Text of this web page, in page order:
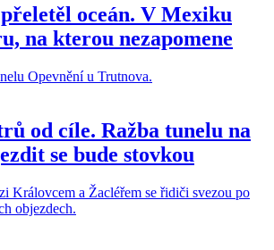
oceán. V Mexiku
na kterou nezapomene
od cíle. Ražba tunelu na
se bude stovkou